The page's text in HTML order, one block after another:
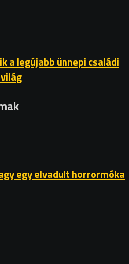
a legújabb ünnepi családi
egy elvadult horrormóka